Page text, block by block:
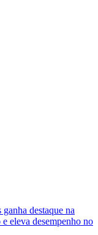
destaque na
eleva desempenho no